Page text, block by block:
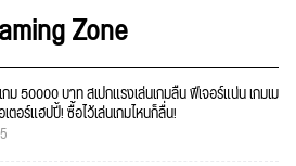
Zone
กม 50000 บาท สเปกแรงเล่นเกมลื่น ฟีเจอร์แน่น เกมเม
ตอร์แฮปปี้! ซื้อไว้เล่นเกมไหนก็ลื่น!